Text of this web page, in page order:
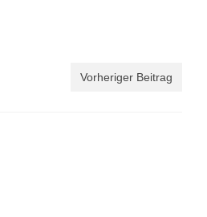
Vorheriger Beitrag